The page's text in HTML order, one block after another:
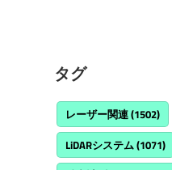
タグ
レーザー関連(1502)
LiDARシステム(1071)